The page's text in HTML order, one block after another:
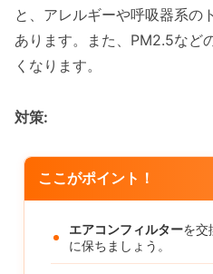
と、アレルギーや呼吸器系の
あります。また、PM2.5など
くなります。
対策:
ここがポイント！
エアコンフィルターを交
に保ちましょう。